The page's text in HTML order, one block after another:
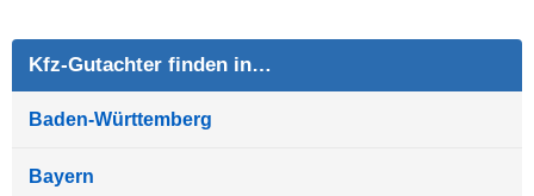
Kfz-Gutachter finden in…
Baden-Württemberg
Bayern